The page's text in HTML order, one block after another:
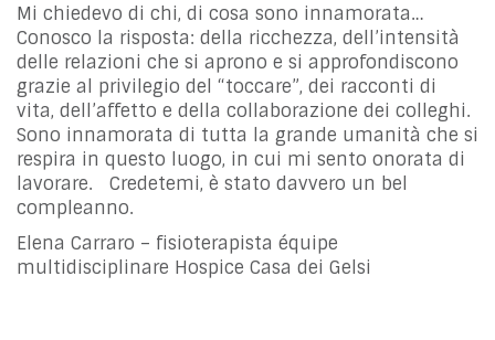
Mi chiedevo di chi, di cosa sono innamorata…
Conosco la risposta: della ricchezza, dell’intensità
delle relazioni che si aprono e si approfondiscono
grazie al privilegio del “toccare”, dei racconti di
vita, dell’affetto e della collaborazione dei colleghi.
Sono innamorata di tutta la grande umanità che si
respira in questo luogo, in cui mi sento onorata di
lavorare. Credetemi, è stato davvero un bel
compleanno.
Elena Carraro – fisioterapista équipe
multidisciplinare Hospice Casa dei Gelsi